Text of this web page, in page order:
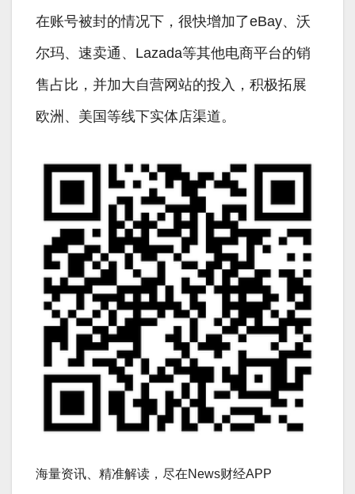
在账号被封的情况下，很快增加了eBay、沃
尔玛、速卖通、Lazada等其他电商平台的销
售占比，并加大自营网站的投入，积极拓展
欧洲、美国等线下实体店渠道。
海量资讯、精准解读，尽在News财经APP